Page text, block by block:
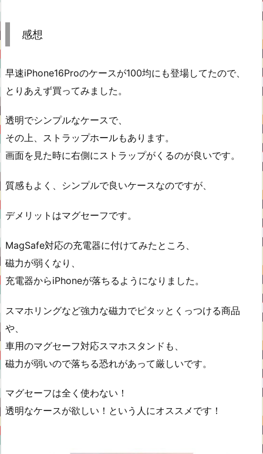
感想
早速iPhone16Proのケースが100均にも登場してたので、
とりあえず買ってみました。
透明でシンプルなケースで、
その上、ストラップホールもあります。
画面を見た時に右側にストラップがくるのが良いです。
質感もよく、シンプルで良いケースなのですが、
デメリットはマグセーフです。
MagSafe対応の充電器に付けてみたところ、
磁力が弱くなり、
充電器からiPhoneが落ちるようになりました。
スマホリングなど強力な磁力でピタッとくっつける商品
や、
車用のマグセーフ対応スマホスタンドも、
磁力が弱いので落ちる恐れがあって厳しいです。
マグセーフは全く使わない！
透明なケースが欲しい！という人にオススメです！